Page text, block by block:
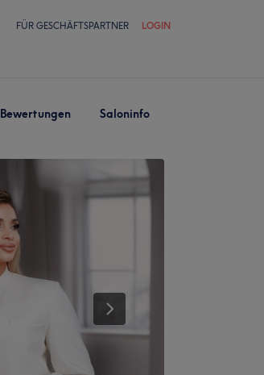
FÜR GESCHÄFTSPARTNER LOGIN
Bewertungen Saloninfo